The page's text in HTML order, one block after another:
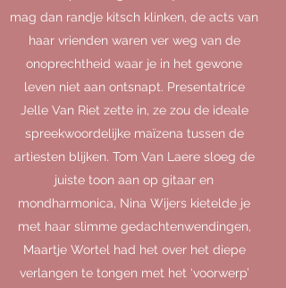
mag dan randje kitsch klinken, de acts van
haar vrienden waren ver weg van de
onoprechtheid waar je in het gewone
leven niet aan ontsnapt. Presentatrice
Jelle Van Riet zette in, ze zou de ideale
spreekwoordelijke maïzena tussen de
artiesten blijken. Tom Van Laere sloeg de
juiste toon aan op gitaar en
mondharmonica, Nina Wijers kietelde je
met haar slimme gedachtenwendingen,
Maartje Wortel had het over het diepe
verlangen te tongen met het ‘voorwerp’